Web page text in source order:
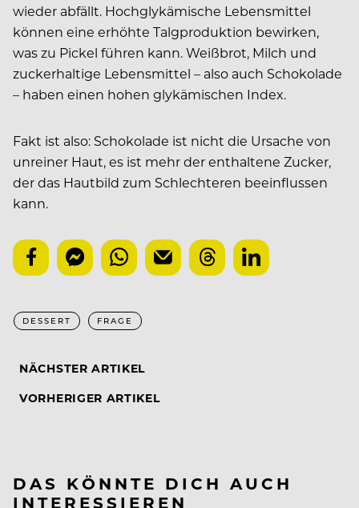
wieder abfällt. Hochglykämische Lebensmittel
können eine erhöhte Talgproduktion bewirken,
was zu Pickel führen kann. Weißbrot, Milch und
zuckerhaltige Lebensmittel – also auch Schokolade
– haben einen hohen glykämischen Index.
Fakt ist also: Schokolade ist nicht die Ursache von
unreiner Haut, es ist mehr der enthaltene Zucker,
der das Hautbild zum Schlechteren beeinflussen
kann.
DESSERT FRAGE
NÄCHSTER ARTIKEL
VORHERIGER ARTIKEL
DAS KÖNNTE DICH AUCH
INTERESSIEREN